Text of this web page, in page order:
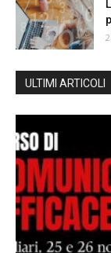
ULTIMI ARTICOLI